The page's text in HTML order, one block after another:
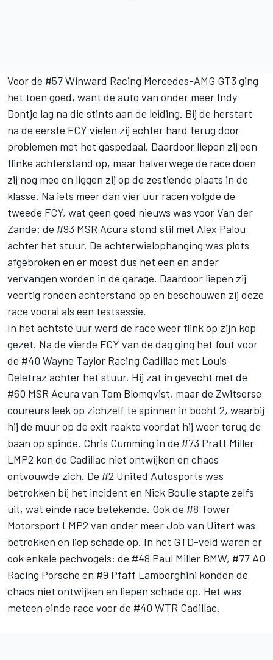
Voor de #57 Winward Racing Mercedes-AMG GT3 ging
het toen goed, want de auto van onder meer Indy
Dontje lag na die stints aan de leiding. Bij de herstart
na de eerste FCY vielen zij echter hard terug door
problemen met het gaspedaal. Daardoor liepen zij een
flinke achterstand op, maar halverwege de race doen
zij nog mee en liggen zij op de zestiende plaats in de
klasse. Na iets meer dan vier uur racen volgde de
tweede FCY, wat geen goed nieuws was voor Van der
Zande: de #93 MSR Acura stond stil met Alex Palou
achter het stuur. De achterwielophanging was plots
afgebroken en er moest dus het een en ander
vervangen worden in de garage. Daardoor liepen zij
veertig ronden achterstand op en beschouwen zij deze
race vooral als een testsessie.
In het achtste uur werd de race weer flink op zijn kop
gezet. Na de vierde FCY van de dag ging het fout voor
de #40 Wayne Taylor Racing Cadillac met Louis
Deletraz achter het stuur. Hij zat in gevecht met de
#60 MSR Acura van Tom Blomqvist, maar de Zwitserse
coureurs leek op zichzelf te spinnen in bocht 2, waarbij
hij de muur op de exit raakte voordat hij weer terug de
baan op spinde. Chris Cumming in de #73 Pratt Miller
LMP2 kon de Cadillac niet ontwijken en chaos
ontvouwde zich. De #2 United Autosports was
betrokken bij het incident en Nick Boulle stapte zelfs
uit, wat einde race betekende. Ook de #8 Tower
Motorsport LMP2 van onder meerJob van Uitert was
betrokken en liep schade op. In het GTD-veld waren er
ook enkele pechvogels: de #48 Paul Miller BMW, #77 AO
Racing Porsche en #9 Pfaff Lamborghini konden de
chaos niet ontwijken en liepen schade op. Het was
meteen einde race voor de #40 WTR Cadillac.